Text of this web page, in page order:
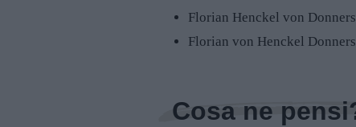
Florian Henckel von
Florian von Henckel
Cosa ne